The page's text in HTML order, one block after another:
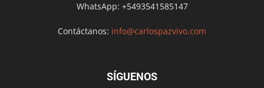
WhatsApp: +5493541585147
Contáctanos: info@carlospazvivo.com
SÍGUENOS